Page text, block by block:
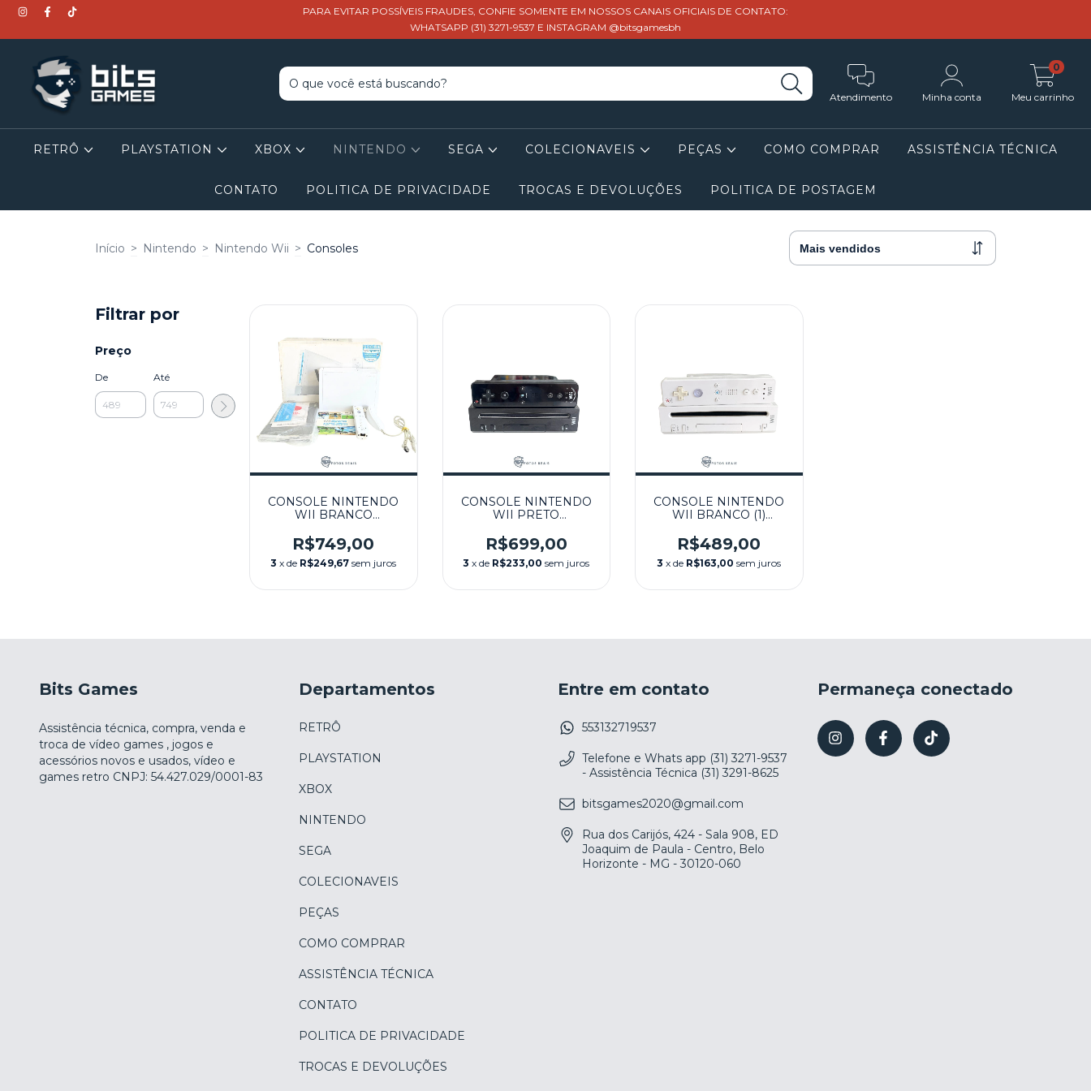
PARA EVITAR POSSÍVEIS FRAUDES, CONFIE SOMENTE EM NOSSOS CANAIS OFICIAIS DE CONTATO:
WHATSAPP (31) 3271-9537 E INSTAGRAM @bitsgamesbh
Atendimento Minha conta Meu carrinho
0
RETRÔ PLAYSTATION XBOX NINTENDO SEGA COLECIONAVEIS PEÇAS COMO COMPRAR ASSISTÊNCIA TÉCNICA
CONTATO POLITICA DE PRIVACIDADE TROCAS E DEVOLUÇÕES POLITICA DE POSTAGEM
Início > Nintendo > Nintendo Wii > Consoles
Filtrar por
Preço
De Até
CONSOLE NINTENDO
WII BRANCO
(9 JOGOS) NA CAIXA
SEMINOVO -
NINTENDO
R$749,00
3 x de R$249,67 sem juros
CONSOLE NINTENDO
WII PRETO
CARTÃO SD 16GB +
PEN DRIVE 128GB
(COM JOGOS)
NINTENDO
R$699,00
3 x de R$233,00 sem juros
CONSOLE NINTENDO
WII BRANCO (1)
NINTENDO
R$489,00
3 x de R$163,00 sem juros
Bits Games
Assistência técnica, compra, venda e
troca de vídeo games , jogos e
acessórios novos e usados, vídeo e
games retro CNPJ: 54.427.029/0001-83
Departamentos
RETRÔ
PLAYSTATION
XBOX
NINTENDO
SEGA
COLECIONAVEIS
PEÇAS
COMO COMPRAR
ASSISTÊNCIA TÉCNICA
CONTATO
POLITICA DE PRIVACIDADE
TROCAS E DEVOLUÇÕES
Entre em contato
553132719537
Telefone e Whats app (31) 3271-9537
- Assistência Técnica (31) 3291-8625
bitsgames2020@gmail.com
Rua dos Carijós, 424 - Sala 908, ED
Joaquim de Paula - Centro, Belo
Horizonte - MG - 30120-060
Permaneça conectado